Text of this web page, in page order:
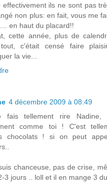
effectivement ils ne sont pas
non plus: en fait, vous me
en haut du placard!!
cette année, plus de
c'était censé faire
la vie...
4 décembre 2009 à 08:49
fais tellement rire Nadine,
comme toi ! C'est
chocolats ! si on peut
chanceuse, pas de crise,
3 jours .. loll et il en mange 3